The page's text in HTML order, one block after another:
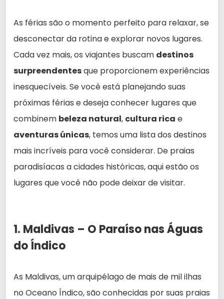
As férias são o momento perfeito para relaxar, se
desconectar da rotina e explorar novos lugares.
Cada vez mais, os viajantes buscam destinos
surpreendentesque proporcionem experiências
inesquecíveis. Se você está planejando suas
próximas férias e deseja conhecer lugares que
combinem beleza natural, cultura rica e
aventuras únicas, temos uma lista dos destinos
mais incríveis para você considerar. De praias
paradisíacas a cidades históricas, aqui estão os
lugares que você não pode deixar de visitar.
1. Maldivas – O Paraíso nas Águas
do Índico
As Maldivas, um arquipélago de mais de mil ilhas
no Oceano Índico, são conhecidas por suas praias